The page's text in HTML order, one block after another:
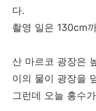
다.
촬영 일은 130cm
산 마르코 광장은
이의 물이 광장을
그런데 오늘 홍수